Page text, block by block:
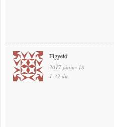
Figyelő
2017 június 18
1:32 du.